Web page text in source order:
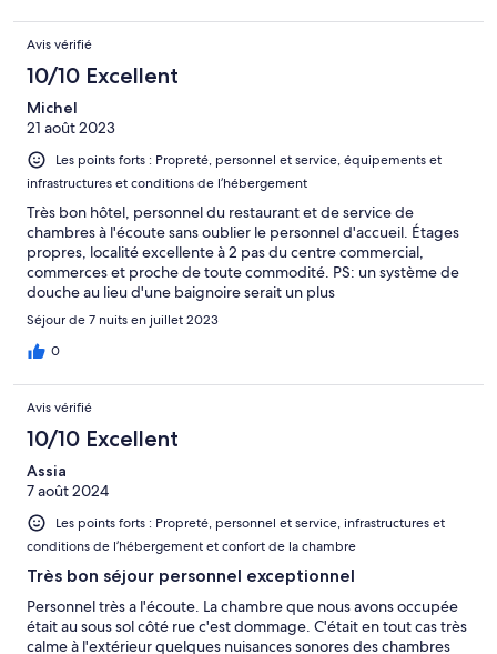
Avis vérifié
10/10 Excellent
Michel
21 août 2023
Les points forts : Propreté, personnel et service, équipements et
infrastructures et conditions de l’hébergement
Très bon hôtel, personnel du restaurant et de service de
chambres à l'écoute sans oublier le personnel d'accueil. Étages
propres, localité excellente à 2 pas du centre commercial,
commerces et proche de toute commodité. PS: un système de
douche au lieu d'une baignoire serait un plus
Séjour de 7 nuits en juillet 2023
0
Avis vérifié
10/10 Excellent
Assia
7 août 2024
Les points forts : Propreté, personnel et service, infrastructures et
conditions de l’hébergement et confort de la chambre
Très bon séjour personnel exceptionnel
Personnel très a l'écoute. La chambre que nous avons occupée
était au sous sol côté rue c'est dommage. C'était en tout cas très
calme à l'extérieur quelques nuisances sonores des chambres